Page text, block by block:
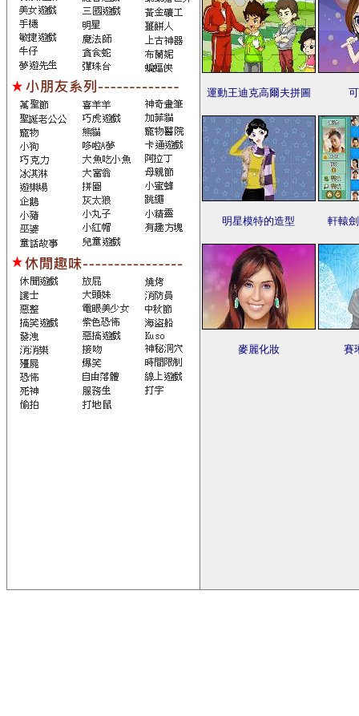
運動王迪克高爾夫拼圖
明星模特的造型 軒轅
麥麗化妝 賽